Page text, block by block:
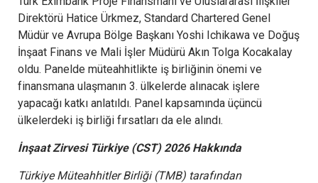
Direktörü Hatice Ürkmez, Standard Chartered Genel
Müdür ve Avrupa Bölge Başkanı Yoshi Ichikawa ve Doğuş
İnşaat Finans ve Mali İşler Müdürü Akın Tolga Kocakalay
oldu. Panelde müteahhitlikte iş birliğinin önemi ve
finansmana ulaşmanın 3. ülkelerde alınacak işlere
yapacağı katkı anlatıldı. Panel kapsamında üçüncü
ülkelerdeki iş birliği fırsatları da ele alındı.
İnşaat Zirvesi Türkiye (CST) 2026 Hakkında
Türkiye Müteahhitler Birliği (TMB) tarafından